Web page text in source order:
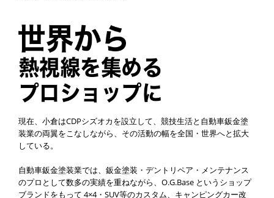
現在、小倉はCDPシズオカを設立して、競技生活と自動車鈑金塗
装業の両翼をこなしながら、その活動の幅を全国・世界へと拡大
している。
自動車鈑金塗装業では、鈑金塗装・デントリペア・メンテナンス
のプロとして数多の実績を重ねながら、O.G.Base というショップ
ブランドをもって 4×4・SUV等のカスタム、キャンピングカー改